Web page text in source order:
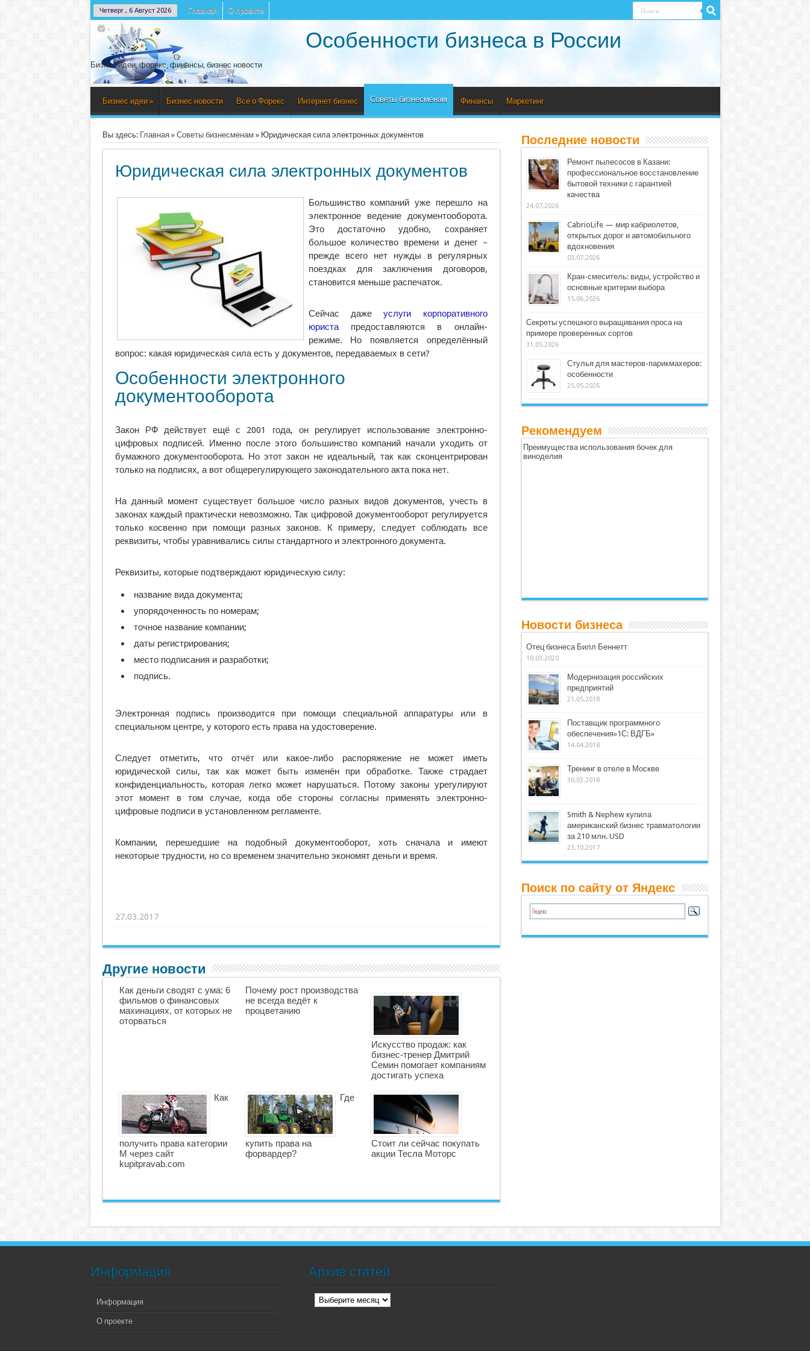
Четверг , 6 Август 2026 Главная О проекте
Особенности бизнеса в России
Бизнес идеи, форекс, финансы, бизнес новости
Бизнес идеи » Бизнес новости Все о Форекс Интернет бизнес Советы бизнесменам Финансы Маркетинг
Вы здесь: Главная» Советы бизнесменам » Юридическая сила электронных документов
Юридическая сила электронных документов
Большинство компаний уже перешло на
электронное ведение документооборота.
Это достаточно удобно, сохраняет
большое количество времени и денег –
прежде всего нет нужды в регулярных
поездках для заключения договоров,
становится меньше распечаток.
Сейчас дажеуслуги корпоративного
юристапредоставляются в онлайн-
режиме. Но появляется определённый
вопрос: какая юридическая сила есть у документов, передаваемых в сети?
Особенности электронного
документооборота
Закон РФ действует ещё с 2001 года, он регулирует использование электронно-
цифровых подписей. Именно после этого большинство компаний начали уходить от
бумажного документооборота. Но этот закон не идеальный, так как сконцентрирован
только на подписях, а вот общерегулирующего законодательного акта пока нет.
На данный момент существует большое число разных видов документов, учесть в
законах каждый практически невозможно. Так цифровой документооборот регулируется
только косвенно при помощи разных законов. К примеру, следует соблюдать все
реквизиты, чтобы уравнивались силы стандартного и электронного документа.
Реквизиты, которые подтверждают юридическую силу:
название вида документа;
упорядоченность по номерам;
точное название компании;
даты регистрирования;
место подписания и разработки;
подпись.
Электронная подпись производится при помощи специальной аппаратуры или в
специальном центре, у которого есть права на удостоверение.
Следует отметить, что отчёт или какое-либо распоряжение не может иметь
юридической силы, так как может быть изменён при обработке. Также страдает
конфиденциальность, которая легко может нарушаться. Потому законы урегулируют
этот момент в том случае, когда обе стороны согласны применять электронно-
цифровые подписи в установленном регламенте.
Компании, перешедшие на подобный документооборот, хоть сначала и имеют
некоторые трудности, но со временем значительно экономят деньги и время.
27.03.2017
Другие новости
Как деньги сводят с ума: 6
фильмов о финансовых
махинациях, от которых не
оторваться
Почему рост производства
не всегда ведёт к
процветанию
Искусство продаж: как
бизнес-тренер Дмитрий
Семин помогает компаниям
достигать успеха
Как
получить права категории
М через сайт
kupitpravab.com
Где
купить права на
форвардер?
Стоит ли сейчас покупать
акции Тесла Моторс
Последние новости
Ремонт пылесосов в Казани:
профессиональное восстановление
бытовой техники с гарантией
качества
24.07.2026
CabrioLife — мир кабриолетов,
открытых дорог и автомобильного
вдохновения
03.07.2026
Кран-смеситель: виды, устройство и
основные критерии выбора
15.06.2026
Секреты успешного выращивания проса на
примере проверенных сортов
31.05.2026
Стулья для мастеров-парикмахеров:
особенности
25.05.2026
Рекомендуем
Преимущества использования бочек для
виноделия
Новости бизнеса
Отец бизнеса Билл Беннетт
10.03.2020
Модернизация российских
предприятий
21.05.2018
Поставщик программного
обеспечения»1С: ВДГБ»
14.04.2018
Тренинг в отеле в Москве
30.03.2018
Smith & Nephew купила
американский бизнес травматологии
за 210 млн. USD
23.10.2017
Поиск по сайту от Яндекс
Информация
Информация
О проекте
Архив статей
Архив
статей